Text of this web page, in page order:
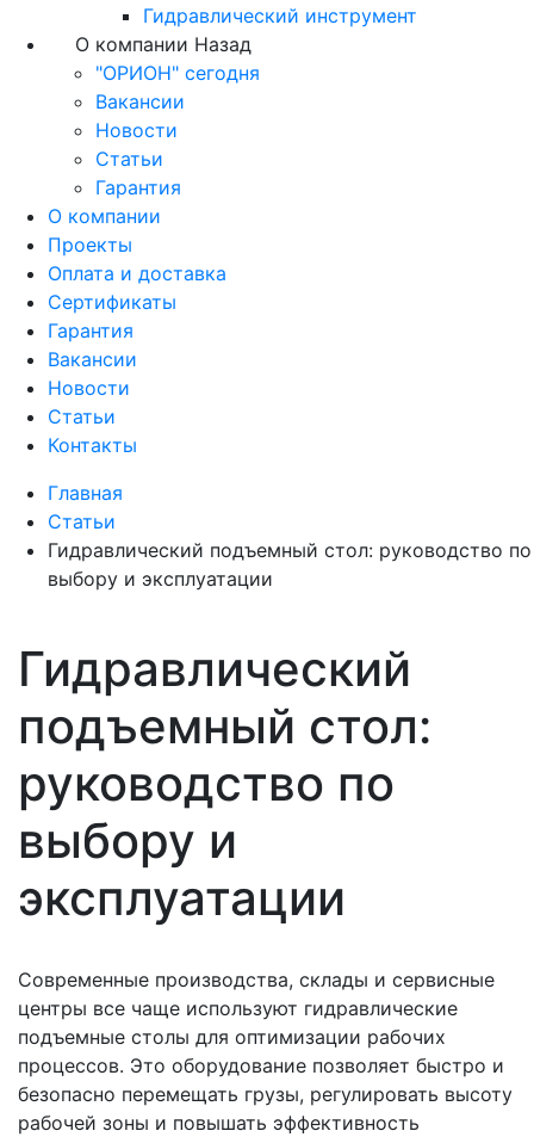
Гидравлический инструмент
О компании Назад
"ОРИОН" сегодня
Вакансии
Новости
Статьи
Гарантия
О компании
Проекты
Оплата и доставка
Сертификаты
Гарантия
Вакансии
Новости
Статьи
Контакты
Главная
Статьи
Гидравлический подъемный стол: руководство по
выбору и эксплуатации
Гидравлический
подъемный стол:
руководство по
выбору и
эксплуатации
Современные производства, склады и сервисные
центры все чаще используют гидравлические
подъемные столы для оптимизации рабочих
процессов. Это оборудование позволяет быстро и
безопасно перемещать грузы, регулировать высоту
рабочей зоны и повышать эффективность